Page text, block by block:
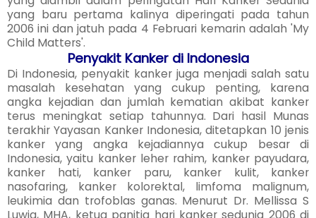
yang baru pertama kalinya diperingati pada tahun
2006 ini dan jatuh pada 4 Februari kemarin adalah 'My
Child Matters'.
Penyakit Kanker di Indonesia
Di Indonesia, penyakit kanker juga menjadi salah satu
masalah kesehatan yang cukup penting, karena
angka kejadian dan jumlah kematian akibat kanker
terus meningkat setiap tahunnya. Dari hasil Munas
terakhir Yayasan Kanker Indonesia, ditetapkan 10 jenis
kanker yang angka kejadiannya cukup besar di
Indonesia, yaitu kanker leher rahim, kanker payudara,
kanker hati, kanker paru, kanker kulit, kanker
nasofaring, kanker kolorektal, limfoma malignum,
leukimia dan trofoblas ganas. Menurut Dr. Mellissa S